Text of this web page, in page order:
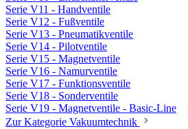
Serie V11 - Handventile
Serie V12 - Fußventile
Serie V13 - Pneumatikventile
Serie V14 - Pilotventile
Serie V15 - Magnetventile
Serie V16 - Namurventile
Serie V17 - Funktionsventile
Serie V18 - Sonderventile
Serie V19 - Magnetventile - Basic-Line
Zur Kategorie Vakuumtechnik